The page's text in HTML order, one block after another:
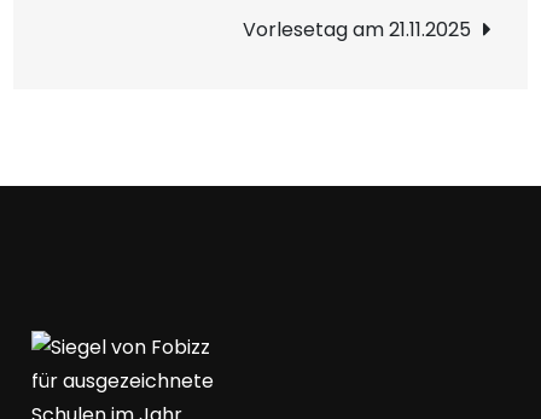
Vorlesetag am 21.11.2025